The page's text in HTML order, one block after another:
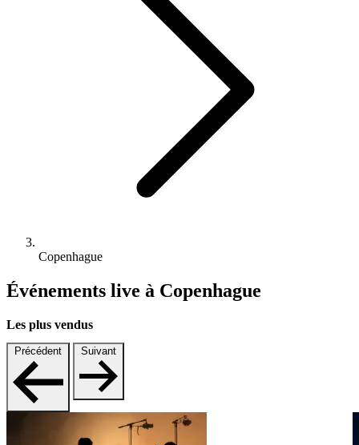
Copenhague
Événements live à Copenhague
Les plus vendus
Précédent Suivant